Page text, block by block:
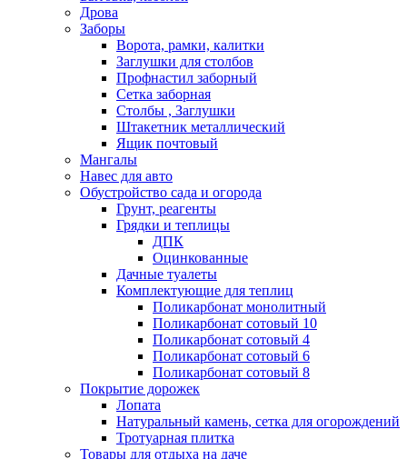
Дрова
Заборы
Ворота, рамки, калитки
Заглушки для столбов
Профнастил заборный
Сетка заборная
Столбы , Заглушки
Штакетник металлический
Ящик почтовый
Мангалы
Навес для авто
Обустройство сада и огорода
Грунт, реагенты
Грядки и теплицы
ДПК
Оцинкованные
Дачные туалеты
Комплектующие для теплиц
Поликарбонат монолитный
Поликарбонат сотовый 10
Поликарбонат сотовый 4
Поликарбонат сотовый 6
Поликарбонат сотовый 8
Покрытие дорожек
Лопата
Натуральный камень, сетка для огорождений
Тротуарная плитка
Товары для отдыха на даче